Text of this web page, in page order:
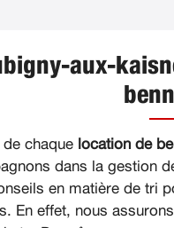
aux-
de chaque location de
dans la gestion
en matière de tri
En effet, nous